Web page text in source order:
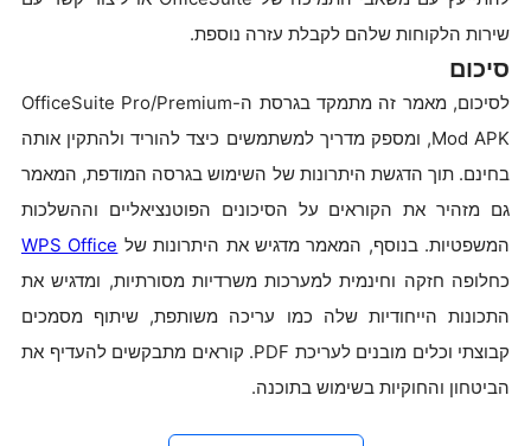
שירות הלקוחות שלהם לקבלת עזרה נוספת.
סיכום
לסיכום, מאמר זה מתמקד בגרסת ה-OfficeSuite Pro/Premium
Mod APK, ומספק מדריך למשתמשים כיצד להוריד ולהתקין אותה
בחינם. תוך הדגשת היתרונות של השימוש בגרסה המודפת, המאמר
גם מזהיר את הקוראים על הסיכונים הפוטנציאליים וההשלכות
המשפטיות. בנוסף, המאמר מדגיש את היתרונות של WPS Office
כחלופה חזקה וחינמית למערכות משרדיות מסורתיות, ומדגיש את
התכונות הייחודיות שלה כמו עריכה משותפת, שיתוף מסמכים
קבוצתי וכלים מובנים לעריכת PDF. קוראים מתבקשים להעדיף את
הביטחון והחוקיות בשימוש בתוכנה.